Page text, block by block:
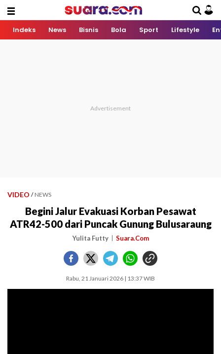
Indeks News Bisnis Bola Sport Lifestyle
VIDEO / NEWS
Begini Jalur Evakuasi Korban Pesawat
ATR42-500 dari Puncak Gunung Bulusaraung
Yulita Futty Suara.Com
Rabu, 21 Januari 2026 | 13:37 WIB